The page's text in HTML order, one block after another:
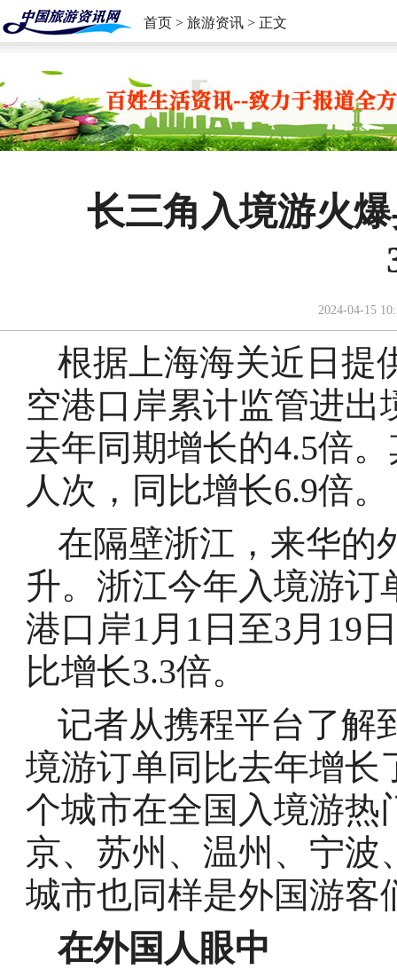
首页 > 旅游资讯 > 正文
长三角入境游火
2024-04-15
根据上海海关近日提
空港口岸累计监管进出
去年同期增长的4.5倍
人次，同比增长6.9倍。
在隔壁浙江，来华的
升。浙江今年入境游订
港口岸1月1日至3月19
比增长3.3倍。
记者从携程平台了解
境游订单同比去年增长
个城市在全国入境游热
京、苏州、温州、宁波
城市也同样是外国游客
在外国人眼中